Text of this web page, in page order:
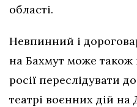
області.
Невпинний і
на Бахмут може також
росії переслідувати
театрі воєнних дій на